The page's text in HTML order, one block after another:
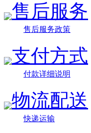
售后服务
售后服务政策
支付方式
付款详细说明
物流配送
快递运输